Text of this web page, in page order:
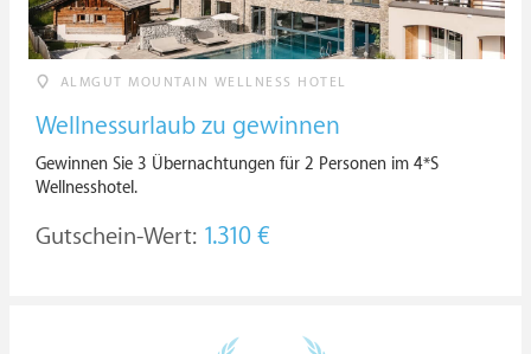
ALMGUT MOUNTAIN WELLNESS HOTEL
Wellnessurlaub zu gewinnen
Gewinnen Sie 3 Übernachtungen für 2 Personen im 4*S
Wellnesshotel.
Gutschein-Wert: 1.310 €